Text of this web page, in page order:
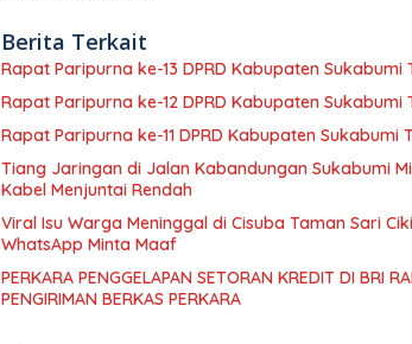
Berita Terkait
Rapat Paripurna ke-13 DPRD Kabupaten Sukabumi
Rapat Paripurna ke-12 DPRD Kabupaten Sukabumi
Rapat Paripurna ke-11 DPRD Kabupaten Sukabumi
Tiang Jaringan di Jalan Kabandungan Sukabumi
Kabel Menjuntai Rendah
Viral Isu Warga Meninggal di Cisuba Taman Sari
WhatsApp Minta Maaf
PERKARA PENGGELAPAN SETORAN KREDIT DI BRI
PENGIRIMAN BERKAS PERKARA